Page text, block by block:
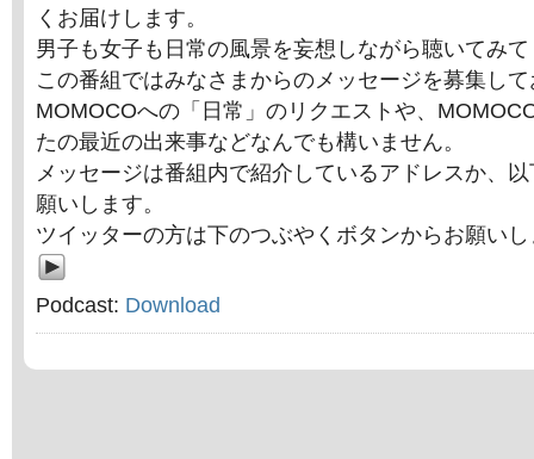
くお届けします。
男子も女子も日常の風景を妄想しながら聴いてみ
この番組ではみなさまからのメッセージを募集し
MOMOCOへの「日常」のリクエストや、
たの最近の出来事などなんでも構いません。
メッセージは番組内で紹介しているアドレスか、
願いします。
ツイッターの方は下のつぶやくボタンからお願い
Podcast: Download